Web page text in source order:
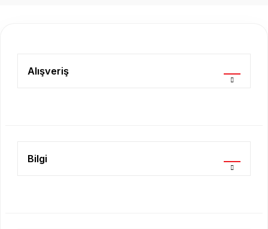
Ürün açıklamasında eksik bilgiler bulunuyor.
Alışveriş
Bilgi